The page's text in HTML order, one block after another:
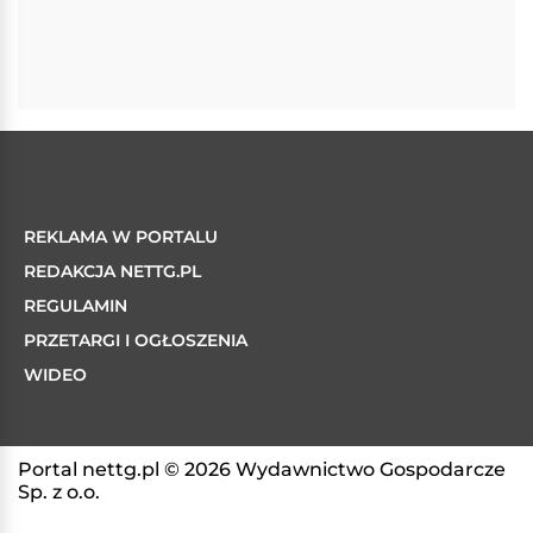
REKLAMA W PORTALU
REDAKCJA NETTG.PL
REGULAMIN
PRZETARGI I OGŁOSZENIA
WIDEO
Portal nettg.pl © 2026 Wydawnictwo Gospodarcze
Sp. z o.o.